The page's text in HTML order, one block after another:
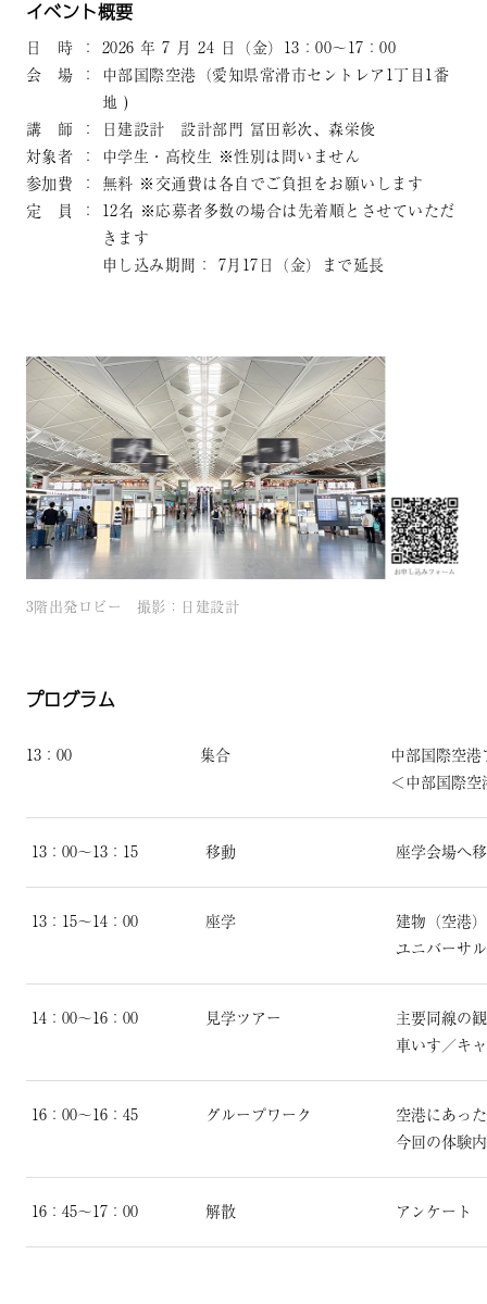
イベント概要
日 時 ： 2026 年 7 月 24 日（金）13：00～17：00
会 場
：
中部国際空港（愛知県常滑市セントレア1丁目1番
地 )
講 師
：
日建設計 設計部門 冨田彰次、森栄俊
対象者
：
中学生・高校生 ※性別は問いません
参加費
：
無料 ※交通費は各自でご負担をお願いします
定 員
：
12名 ※応募者多数の場合は先着順とさせていただ
きます
申し込み期間： 7月17日（金）まで延長
3階出発ロビー 撮影：日建設計
プログラム
13：00 集合
中部国際空
＜中部国際
13：00～13：15 移動 座学会場へ
13：15～14：00 座学
建物（空港
ユニバーサ
14：00～16：00 見学ツアー
主要同線の
車いす／キ
16：00～16：45 グループワーク
空港にあっ
今回の体験
16：45～17：00 解散 アンケート